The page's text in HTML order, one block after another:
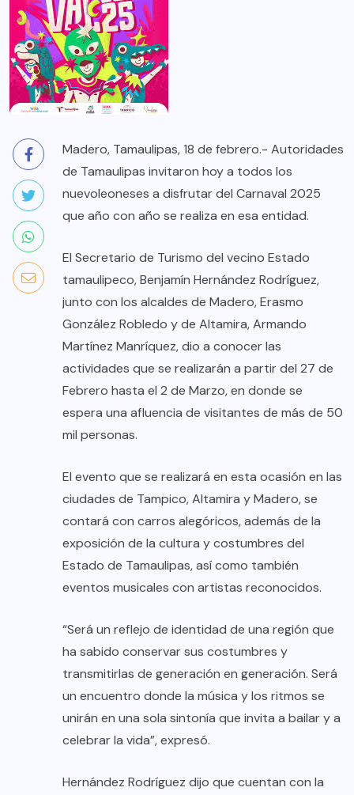
Madero, Tamaulipas, 18 de febrero.- Autoridades
de Tamaulipas invitaron hoy a todos los
nuevoleoneses a disfrutar del Carnaval 2025
que año con año se realiza en esa entidad.
El Secretario de Turismo del vecino Estado
tamaulipeco, Benjamín Hernández Rodríguez,
junto con los alcaldes de Madero, Erasmo
González Robledo y de Altamira, Armando
Martínez Manríquez, dio a conocer las
actividades que se realizarán a partir del 27 de
Febrero hasta el 2 de Marzo, en donde se
espera una afluencia de visitantes de más de 50
mil personas.
El evento que se realizará en esta ocasión en las
ciudades de Tampico, Altamira y Madero, se
contará con carros alegóricos, además de la
exposición de la cultura y costumbres del
Estado de Tamaulipas, así como también
eventos musicales con artistas reconocidos.
“Será un reflejo de identidad de una región que
ha sabido conservar sus costumbres y
transmitirlas de generación en generación. Será
un encuentro donde la música y los ritmos se
unirán en una sola sintonía que invita a bailar y a
celebrar la vida”, expresó.
Hernández Rodríguez dijo que cuentan con la